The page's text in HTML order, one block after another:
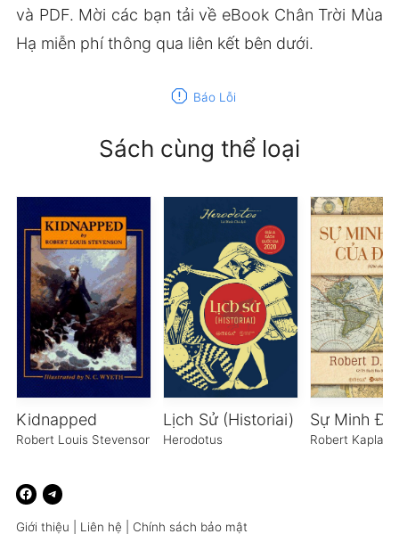
và PDF. Mời các bạn tải về eBook Chân Trời Mùa
Hạ miễn phí thông qua liên kết bên dưới.
report Báo Lỗi
Sách cùng thể loại
Kidnapped
Robert Louis Stevenson
Lịch Sử (Historiai)
Herodotus Robert Kaplan
Giới thiệu Liên hệ Chính sách bảo mật